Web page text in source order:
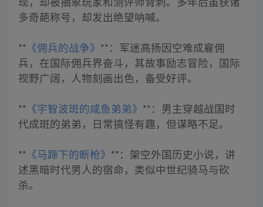
多奇葩称号，却发出绝望呐喊。
** 《佣兵的战争》 **：军迷高扬因空难成雇佣
兵，在国际佣兵界奋斗，其故事励志冒险，国际
视野广阔，人物刻画出色，备受好评。
** 《宇智波斑的咸鱼弟弟》 **：男主穿越战国时
代成斑的弟弟，日常搞怪有趣，但谋略不足。
** 《马蹄下的断枪》 **：架空外国历史小说，讲
述黑暗时代男人的宿命，类似中世纪骑马与砍
杀。